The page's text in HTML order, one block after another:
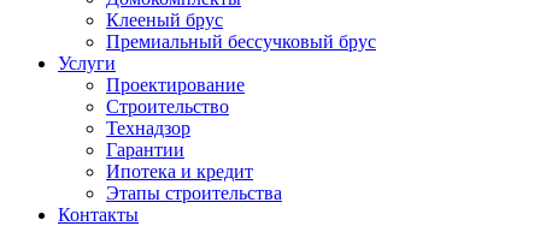
Клееный брус
Премиальный бессучковый брус
Услуги
Проектирование
Строительство
Технадзор
Гарантии
Ипотека и кредит
Этапы строительства
Контакты